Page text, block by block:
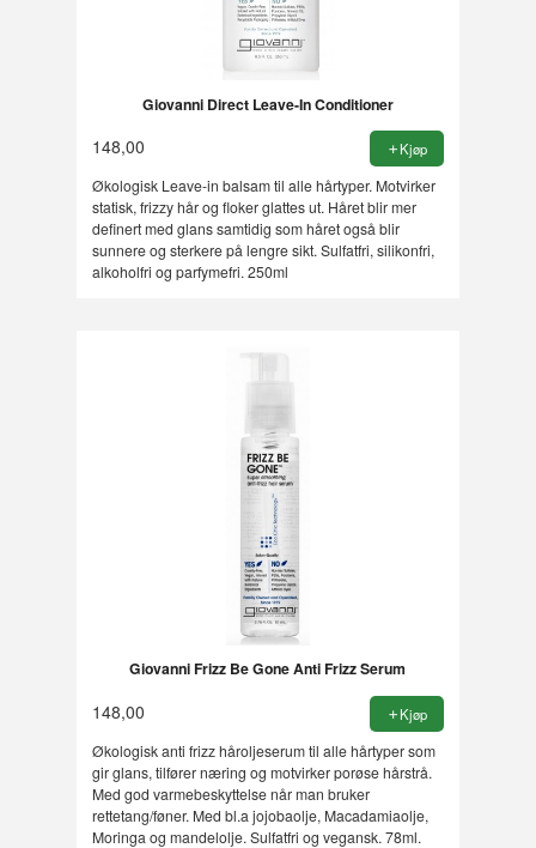
Giovanni Direct Leave-In Conditioner
148,00 Kjøp
Økologisk Leave-in balsam til alle hårtyper. Motvirker
statisk, frizzy hår og floker glattes ut. Håret blir mer
definert med glans samtidig som håret også blir
sunnere og sterkere på lengre sikt. Sulfatfri, silikonfri,
alkoholfri og parfymefri. 250ml
Giovanni Frizz Be Gone Anti Frizz Serum
148,00 Kjøp
Økologisk anti frizz håroljeserum til alle hårtyper som
gir glans, tilfører næring og motvirker porøse hårstrå.
Med god varmebeskyttelse når man bruker
rettetang/føner. Med bl.a jojobaolje, Macadamiaolje,
Moringa og mandelolje. Sulfatfri og vegansk. 78ml.